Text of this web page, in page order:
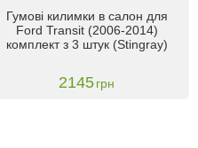
Гумові килимки в салон для
Ford Transit (2006-2014)
комплект з 3 штук (Stingray)
2145грн